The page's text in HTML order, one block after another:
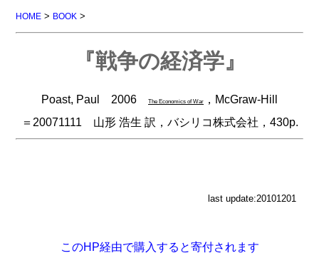
HOME > BOOK >
『戦争の経済学』
Poast, Paul 2006 The Economics of War
，McGraw-Hill
＝20071111 山形 浩生 訳，バシリコ株式会社，430p.
last update:20101201
このHP経由で購入すると寄付されます